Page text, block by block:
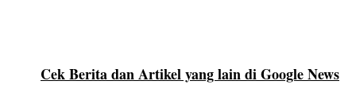
Cek Berita dan Artikel yang lain di Google News